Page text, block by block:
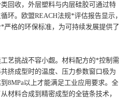
回收，外层塑料与内层硅胶可通过特
环。欧盟REACH法规*评估报告显示，
严格的环保标准，为可持续发展提供了
艺挑战不容小觑。材料配方的*控制需
挤成型时的温度、压力参数窗口极为
8MPa以上才能满足工业应用要求。全
材料合成到精密成型的全链条技术，